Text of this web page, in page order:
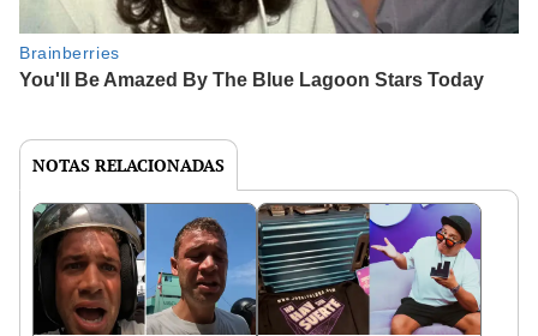
NOTAS RELACIONADAS